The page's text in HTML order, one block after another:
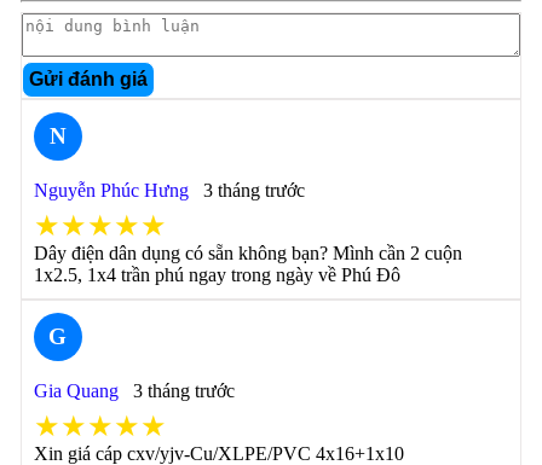
Gửi đánh giá
N
Nguyễn Phúc Hưng 3 tháng trước
★★★★★
Dây điện dân dụng có sẵn không bạn? Mình cần 2 cuộn
1x2.5, 1x4 trần phú ngay trong ngày về Phú Đô
G
Gia Quang 3 tháng trước
★★★★★
Xin giá cáp cxv/yjv-Cu/XLPE/PVC 4x16+1x10